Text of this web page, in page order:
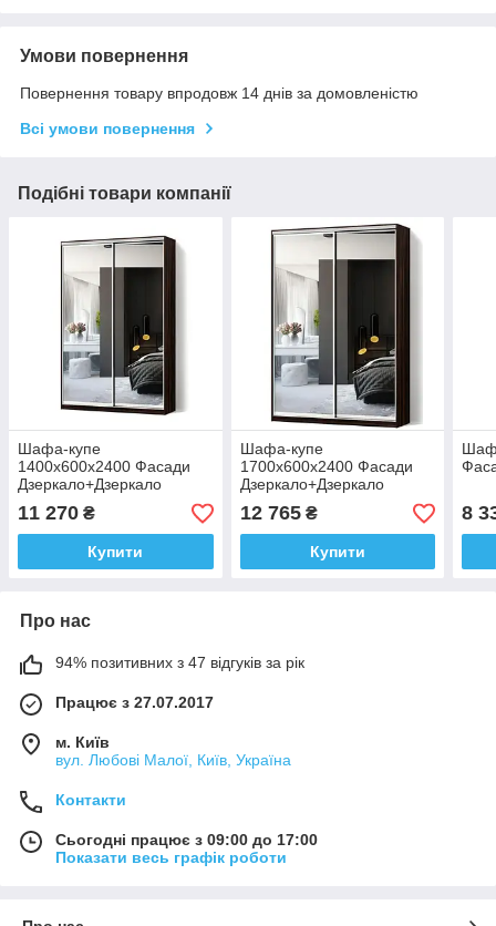
Умови повернення
Повернення товару впродовж 14 днів за домовленістю
Всі умови повернення
Подібні товари компанії
Шафа-купе
1400x600х2400 Фасади
Дзеркало+Дзеркало
11 270 ₴
Купити
Шафа-купе
1700x600х2400 Фасади
Дзеркало+Дзеркало
12 765₴
Купити
8
Про нас
94% позитивних з 47 відгуків за рік
Працює з 27.07.2017
м. Київ
вул. Любові Малої, Київ, Україна
Контакти
Сьогодні працює з 09:00 до 17:00
Показати весь графік роботи